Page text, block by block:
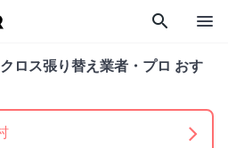
search menu
ロス張り替え業者・プロ おす